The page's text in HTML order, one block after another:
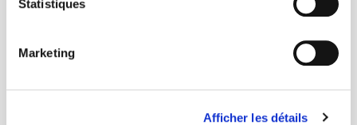
Statistiques
Marketing
Afficher les détails
FOREIGN RIGHTS
CONDITIONS GÉNÉRALES